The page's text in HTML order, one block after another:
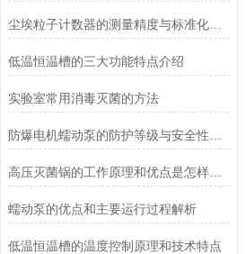
尘埃粒子计数器的测量精度与标准化方法
低温恒温槽的三大功能特点介绍
实验室常用消毒灭菌的方法
高压灭菌锅的工作原理和优点是怎样的？
蠕动泵的优点和主要运行过程解析
低温恒温槽的温度控制原理和技术特点